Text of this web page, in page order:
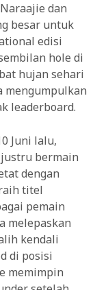
dan
besar untuk
edisi
hole di
hujan sehari
mengumpulkan
leaderboard.
Juni lalu,
bermain
dengan
titel
pemain
melepaskan
kendali
di posisi
memimpin